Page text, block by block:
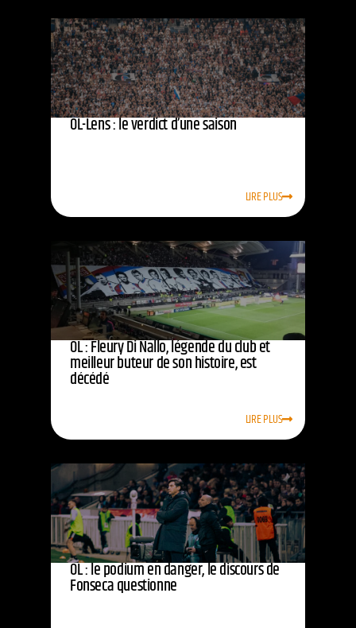
OL-Lens : le verdict d’une saison
LIRE PLUS
OL : Fleury Di Nallo, légende du club et
meilleur buteur de son histoire, est
décédé
LIRE PLUS
OL : le podium en danger, le discours de
Fonseca questionne